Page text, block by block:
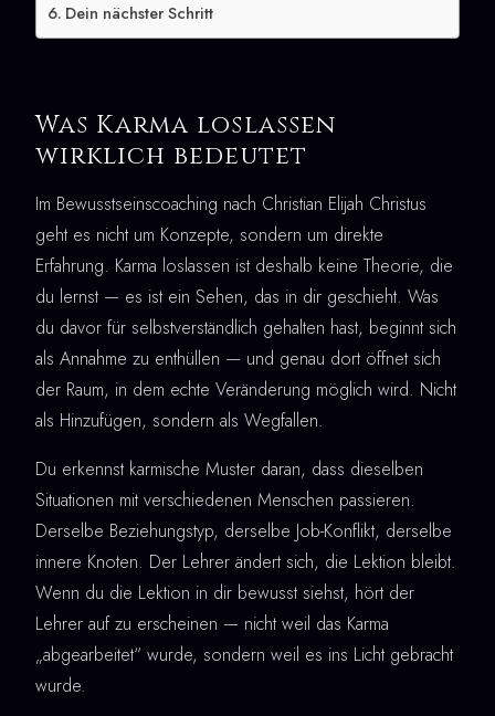
Dein nächster Schritt
Was Karma loslassen
wirklich bedeutet
Im Bewusstseinscoaching nach Christian Elijah Christus
geht es nicht um Konzepte, sondern um direkte
Erfahrung. Karma loslassen ist deshalb keine Theorie, die
du lernst — es ist ein Sehen, das in dir geschieht. Was
du davor für selbstverständlich gehalten hast, beginnt sich
als Annahme zu enthüllen — und genau dort öffnet sich
der Raum, in dem echte Veränderung möglich wird. Nicht
als Hinzufügen, sondern als Wegfallen.
Du erkennst karmische Muster daran, dass dieselben
Situationen mit verschiedenen Menschen passieren.
Derselbe Beziehungstyp, derselbe Job-Konflikt, derselbe
innere Knoten. Der Lehrer ändert sich, die Lektion bleibt.
Wenn du die Lektion in dir bewusst siehst, hört der
Lehrer auf zu erscheinen — nicht weil das Karma
„abgearbeitet“ wurde, sondern weil es ins Licht gebracht
wurde.